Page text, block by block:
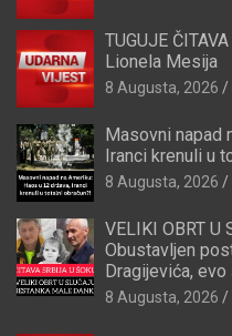
TUGUJE
Lionela Mesija
8 Augusta, 2026
Masovni napad
Iranci krenuli u
8 Augusta, 2026
VELIKI OBRT U
Obustavljen
Dragijevića,
8 Augusta, 2026